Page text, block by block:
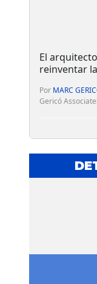
El
reinventar
Por MARC
Gericó